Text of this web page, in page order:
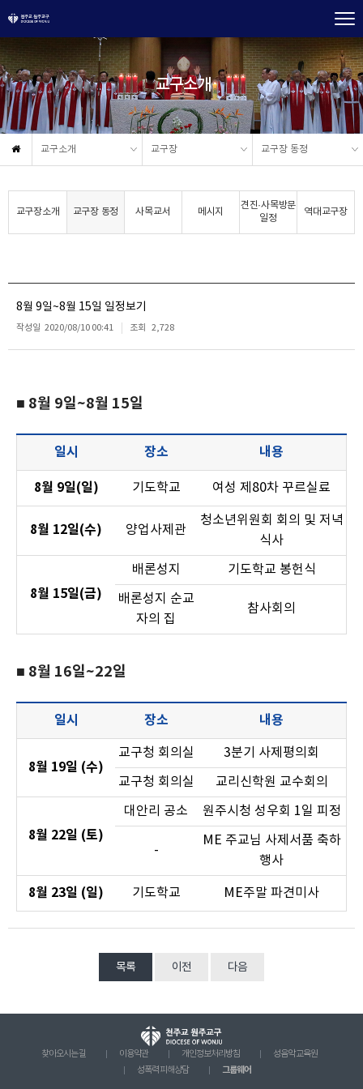
교구소개
교구소개 교구장 교구장 동정
교구장소개 교구장 동정 사목교서 메시지
견진·사목방문
일정
역대교구장
8월 9일~8월 15일 일정보기
작성일 2020/08/10 00:41 조회 2,728
■ 8월 9일~8월 15일
일시 장소 내용
8월 9일(일) 기도학교 여성 제80차 꾸르실료
8월 12일(수) 양업사제관
청소년위원회 회의 및 저녁
식사
8월 15일(금)
배론성지
기도학교 봉헌식
배론성지 순교
자의 집
참사회의
■ 8월 16일~22일
일시 장소 내용
8월 19일 (수)
교구청 회의실
3분기 사제평의회
교구청 회의실
교리신학원 교수회의
8월 22일 (토)
대안리 공소 원주시청 성우회 1일 피정
-
ME 주교님 사제서품 축하
행사
8월 23일 (일) 기도학교 ME주말 파견미사
목록 이전 다음
찾아오시는 길 이용약관 개인정보처리방침
성음악 교육원
성폭력 피해상담
그룹웨어